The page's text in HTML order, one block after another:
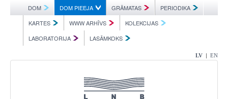
DOM DOM PIEEJA GRĀMATAS
PERIODIKA
KARTES
WWW ARHĪVS
KOLEKCIJAS
LABORATORIJA
LASĀMKOKS
LV | EN